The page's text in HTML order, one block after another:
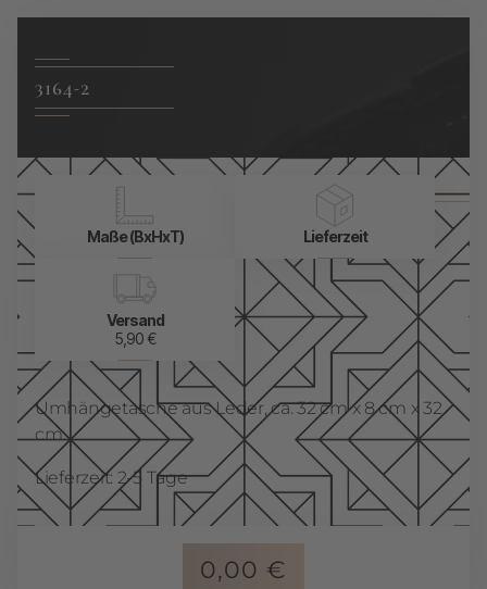
3164-2
Maße (BxHxT) Lieferzeit
Versand
5,90 €
Umhängetasche aus Leder, ca. 32 cm x 8 cm x 32
cm
Lieferzeit: 2-5 Tage
0,00 €